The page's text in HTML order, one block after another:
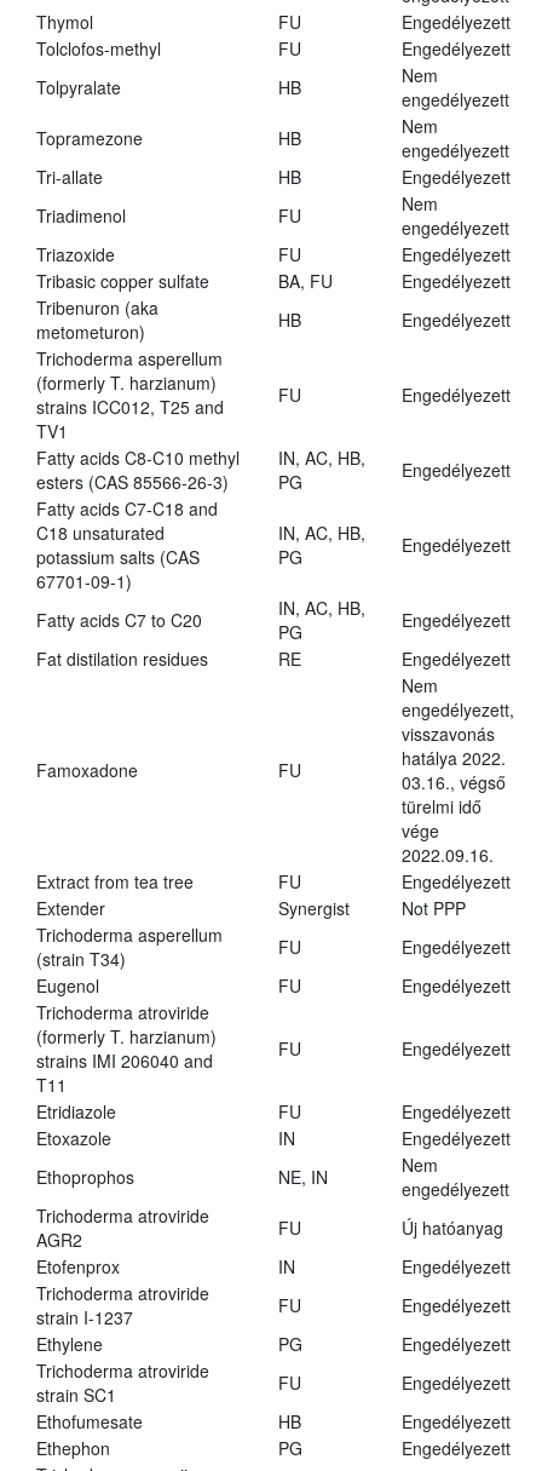
Thymol
FU
Engedélyezett
Tolclofos-methyl
FU
Engedélyezett
Tolpyralate
HB
Nem
engedélyezett
Topramezone
HB
Nem
engedélyezett
Tri-allate
HB
Engedélyezett
Triadimenol
FU
Nem
engedélyezett
Triazoxide
FU
Engedélyezett
Tribasic copper sulfate
BA, FU
Engedélyezett
Tribenuron (aka
metometuron)
HB
Engedélyezett
Trichoderma asperellum
(formerly T. harzianum)
strains ICC012, T25 and
TV1
FU Engedélyezett
Fatty acids C8-C10 methyl
esters (CAS 85566-26-3)
IN, AC, HB,
PG
Engedélyezett
Fatty acids C7-C18 and
C18 unsaturated
potassium salts (CAS
67701-09-1)
IN, AC, HB,
PG
Engedélyezett
Fatty acids C7 to C20
IN, AC, HB,
PG
Engedélyezett
Fat distilation residues
RE Engedélyezett
Famoxadone FU
Nem
engedélyezett,
visszavonás
hatálya 2022.
03.16., végső
türelmi idő
vége
2022.09.16.
Extract from tea tree
FU
Engedélyezett
Extender
Synergist
Not PPP
Trichoderma asperellum
(strain T34)
FU
Engedélyezett
Eugenol
FU
Engedélyezett
Trichoderma atroviride
(formerly T. harzianum)
strains IMI 206040 and
T11
FU Engedélyezett
Etridiazole FU
Engedélyezett
Etoxazole
IN
Engedélyezett
Ethoprophos
NE, IN
Nem
engedélyezett
Trichoderma atroviride
AGR2
FU
Új hatóanyag
Etofenprox
IN
Engedélyezett
Trichoderma atroviride
strain I-1237
FU
Engedélyezett
Ethylene
PG
Engedélyezett
Trichoderma atroviride
strain SC1
FU
Engedélyezett
Ethofumesate
HB
Engedélyezett
Ethephon
PG
Engedélyezett